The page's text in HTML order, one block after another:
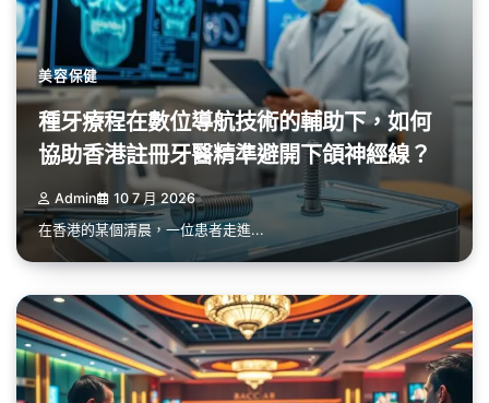
美容保健
種牙療程在數位導航技術的輔助下，如何
協助香港註冊牙醫精準避開下頜神經線？
Admin 10 7 月 2026
在香港的某個清晨，一位患者走進...